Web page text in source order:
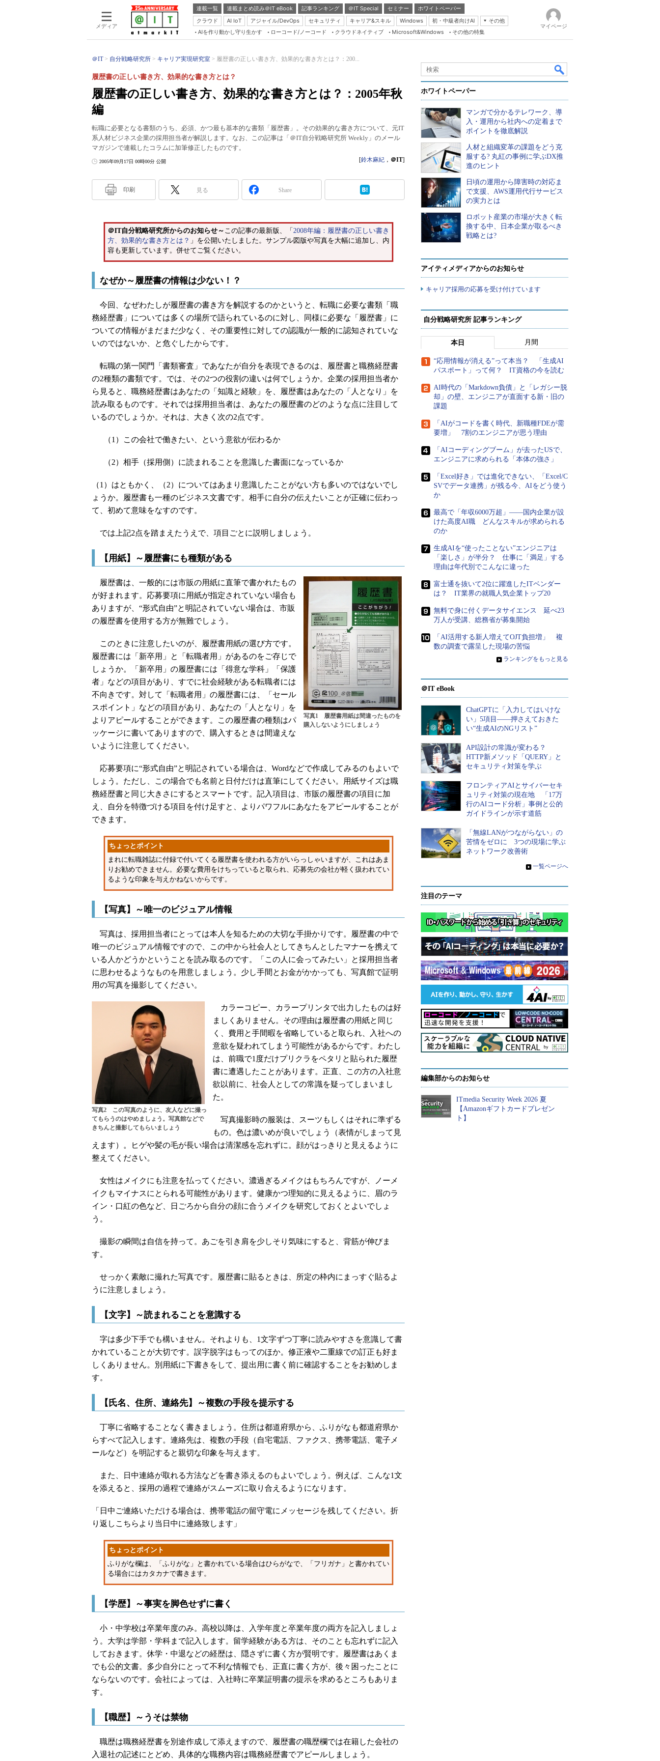
メディア
連載一覧 連載まとめ読み＠IT eBook 記事ランキング ＠IT Special セミナー
ホワイトペーパー
クラウド
AI IoT アジャイル/DevOps セキュリティ キャリア&スキル Windows 初・中級者向けAI
その他
Server & Storage
Java Agile
Database Expert
Linux ＆ OSS
Master of IP Network
Security & Trust
Test & Tools
AIを作り動かし守り生かす ローコード/ノーコード クラウドネイティブ Microsoft&Windows その他の特集
マイページ
＠IT 自分戦略研究所 キャリア実現研究室 履歴書の正しい書き方、効果的な書き方とは？：200...
履歴書の正しい書き方、効果的な書き方とは？：2005年秋
編
履歴書の正しい書き方、効果的な書き方とは？
転職に必要となる書類のうち、必須、かつ最も基本的な書類「履歴書」。その効果的な書き方について、元IT
系人材ビジネス企業の採用担当者が解説します。なお、この記事は「＠IT自分戦略研究所 Weekly」のメール
マガジンで連載したコラムに加筆修正したものです。
2005年09月17日 00時00分 公開 [鈴木麻紀 ， ＠IT]
印刷 見る Share
＠IT自分戦略研究所からのお知らせ～ この記事の最新版、「 2008年編：履歴書の正しい書き
方、効果的な書き方とは？ 」を公開いたしました。サンプル図版や写真を大幅に追加し、内
容も更新しています。併せてご覧ください。
なぜか～履歴書の情報は少ない！？
今回、なぜわたしが履歴書の書き方を解説するのかというと、転職に必要な書類「職
務経歴書」については多くの場所で語られているのに対し、同様に必要な「履歴書」に
ついての情報がまだまだ少なく、その重要性に対しての認識が一般的に認知されていな
いのではないか、と危ぐしたからです。
転職の第一関門「書類審査」であなたが自分を表現できるのは、履歴書と職務経歴書
の2種類の書類です。では、その2つの役割の違いは何でしょうか。企業の採用担当者か
ら見ると、職務経歴書はあなたの「知識と経験」を、履歴書はあなたの「人となり」を
読み取るものです。それでは採用担当者は、あなたの履歴書のどのような点に注目して
いるのでしょうか。それは、大きく次の2点です。
（1）この会社で働きたい、という意欲が伝わるか
（2）相手（採用側）に読まれることを意識した書面になっているか
（1）はともかく、（2）についてはあまり意識したことがない方も多いのではないでし
ょうか。履歴書も一種のビジネス文書です。相手に自分の伝えたいことが正確に伝わっ
て、初めて意味をなすのです。
では上記2点を踏まえたうえで、項目ごとに説明しましょう。
【用紙】～履歴書にも種類がある
写真1 履歴書用紙は間違ったものを
購入しないようにしましょう
履歴書は、一般的には市販の用紙に直筆で書かれたもの
が好まれます。応募要項に用紙が指定されていない場合も
ありますが、“形式自由”と明記されていない場合は、市販
の履歴書を使用する方が無難でしょう。
このときに注意したいのが、履歴書用紙の選び方です。
履歴書には「新卒用」と「転職者用」があるのをご存じで
しょうか。「新卒用」の履歴書には「得意な学科」「保護
者」などの項目があり、すでに社会経験がある転職者には
不向きです。対して「転職者用」の履歴書には、「セール
スポイント」などの項目があり、あなたの「人となり」を
よりアピールすることができます。この履歴書の種類はパ
ッケージに書いてありますので、購入するときは間違えな
いように注意してください。
応募要項に“形式自由”と明記されている場合は、Wordなどで作成してみるのもよいで
しょう。ただし、この場合でも名前と日付だけは直筆にしてください。用紙サイズは職
務経歴書と同じ大きさにするとスマートです。記入項目は、市販の履歴書の項目に加
え、自分を特徴づける項目を付け足すと、よりパワフルにあなたをアピールすることが
できます。
ちょっとポイント
まれに転職雑誌に付録で付いてくる履歴書を使われる方がいらっしゃいますが、これはあま
りお勧めできません。必要な費用をけちっていると取られ、応募先の会社が軽く扱われてい
るような印象を与えかねないからです。
【写真】～唯一のビジュアル情報
写真は、採用担当者にとっては本人を知るための大切な手掛かりです。履歴書の中で
唯一のビジュアル情報ですので、この中から社会人としてきちんとしたマナーを携えて
いる人かどうかということを読み取るのです。「この人に会ってみたい」と採用担当者
に思わせるようなものを用意しましょう。少し手間とお金がかかっても、写真館で証明
用の写真を撮影してください。
写真2 この写真のように、友人などに撮っ
てもらうのはやめましょう。写真館などで
きちんと撮影してもらいましょう
カラーコピー、カラープリンタで出力したものは好
ましくありません。その理由は履歴書の用紙と同じ
く、費用と手間暇を省略していると取られ、入社への
意欲を疑われてしまう可能性があるからです。わたし
は、前職で1度だけプリクラをペタリと貼られた履歴
書に遭遇したことがあります。正直、この方の入社意
欲以前に、社会人としての常識を疑ってしまいまし
た。
写真撮影時の服装は、スーツもしくはそれに準ずる
もの。色は濃いめが良いでしょう（表情がしまって見
えます）。ヒゲや髪の毛が長い場合は清潔感を忘れずに。顔がはっきりと見えるように
整えてください。
女性はメイクにも注意を払ってください。濃過ぎるメイクはもちろんですが、ノーメ
イクもマイナスにとられる可能性があります。健康かつ理知的に見えるように、眉のラ
イン・口紅の色など、日ごろから自分の顔に合うメイクを研究しておくとよいでしょ
う。
撮影の瞬間は自信を持って。あごを引き肩を少しそり気味にすると、背筋が伸びま
す。
せっかく素敵に撮れた写真です。履歴書に貼るときは、所定の枠内にまっすぐ貼るよ
うに注意しましょう。
【文字】～読まれることを意識する
字は多少下手でも構いません。それよりも、1文字ずつ丁寧に読みやすさを意識して書
かれていることが大切です。誤字脱字はもってのほか。修正液や二重線での訂正も好ま
しくありません。別用紙に下書きをして、提出用に書く前に確認することをお勧めしま
す。
【氏名、住所、連絡先】～複数の手段を提示する
丁寧に省略することなく書きましょう。住所は都道府県から、ふりがなも都道府県か
らすべて記入します。連絡先は、複数の手段（自宅電話、ファクス、携帯電話、電子メ
ールなど）を明記すると親切な印象を与えます。
また、日中連絡が取れる方法などを書き添えるのもよいでしょう。例えば、こんな1文
を添えると、採用の過程で連絡がスムーズに取り合えるようになります。
「日中ご連絡いただける場合は、携帯電話の留守電にメッセージを残してください。折
り返しこちらより当日中に連絡致します」
ちょっとポイント
ふりがな欄は、「ふりがな」と書かれている場合はひらがなで、「フリガナ」と書かれてい
る場合にはカタカナで書きます。
【学歴】～事実を脚色せずに書く
小・中学校は卒業年度のみ。高校以降は、入学年度と卒業年度の両方を記入しましょ
う。大学は学部・学科まで記入します。留学経験がある方は、そのことも忘れずに記入
しておきます。休学・中退などの経歴は、隠さずに書く方が賢明です。履歴書はあくま
でも公的文書。多少自分にとって不利な情報でも、正直に書く方が、後々困ったことに
ならないのです。会社によっては、入社時に卒業証明書の提示を求めるところもありま
す。
【職歴】～うそは禁物
職歴は職務経歴書を別途作成して添えますので、履歴書の職歴欄では在籍した会社の
入退社の記述にとどめ、具体的な職務内容は職務経歴書でアピールしましょう。
ホワイトペーパー
マンガで分かるテレワーク、導
入・運用から社内への定着まで
ポイントを徹底解説
人材と組織変革の課題をどう克
服する? 丸紅の事例に学ぶDX推
進のヒント
日頃の運用から障害時の対応ま
で支援、AWS運用代行サービス
の実力とは
ロボット産業の市場が大きく転
換する中、日本企業が取るべき
戦略とは?
アイティメディアからのお知らせ
キャリア採用の応募を受け付けています
自分戦略研究所 記事ランキング
本日 月間
“応用情報が消える”って本当？ 「生成AI
パスポート」って何？ IT資格の今を読む
AI時代の「Markdown負債」と「レガシー脱
却」の壁、エンジニアが直面する新・旧の
課題
「AIがコードを書く時代、新職種FDEが需
要増」 7割のエンジニアが思う理由
「AIコーディングブーム」が去ったUSで、
エンジニアに求められる「本体の強さ」
「Excel好き」では進化できない、「Excel/C
SVでデータ連携」が残る今、AIをどう使う
か
最高で「年収6000万超」――国内企業が設
けた高度AI職 どんなスキルが求められる
のか
生成AIを“使ったことない”エンジニアは
「楽しさ」が半分？ 仕事に「満足」する
理由は年代別でこんなに違った
富士通を抜いて2位に躍進したITベンダー
は？ IT業界の就職人気企業トップ20
無料で身に付くデータサイエンス 延べ23
万人が受講、総務省が募集開始
「AI活用する新人増えてOJT負担増」 複
数の調査で露呈した現場の苦悩
» ランキングをもっと見る
＠IT eBook
ChatGPTに「入力してはいけな
い」5項目――押さえておきた
い“生成AIのNGリスト”
API設計の常識が変わる？
HTTP新メソッド「QUERY」と
セキュリティ対策を学ぶ
フロンティアAIとサイバーセキ
ュリティ対策の現在地 「17万
行のAIコード分析」事例と公的
ガイドラインが示す道筋
「無線LANがつながらない」の
苦情をゼロに 3つの現場に学ぶ
ネットワーク改善術
» 一覧ページへ
注目のテーマ
編集部からのお知らせ
ITmedia Security Week 2026 夏
【Amazonギフトカードプレゼン
ト】